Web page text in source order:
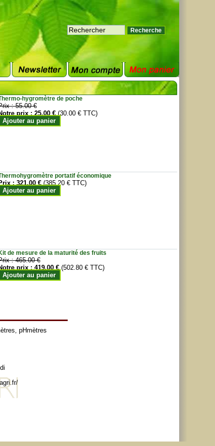
hygromètre de poche
:55.00 €
prix :25.00 € (30.00 € TTC)
Ajouter au panier
portatif économique
:321.00 € (385.20 € TTC)
Ajouter au panier
de mesure de la maturité des fruits
:465.00 €
prix :419.00 € (502.80 € TTC)
Ajouter au panier
, pHmètres